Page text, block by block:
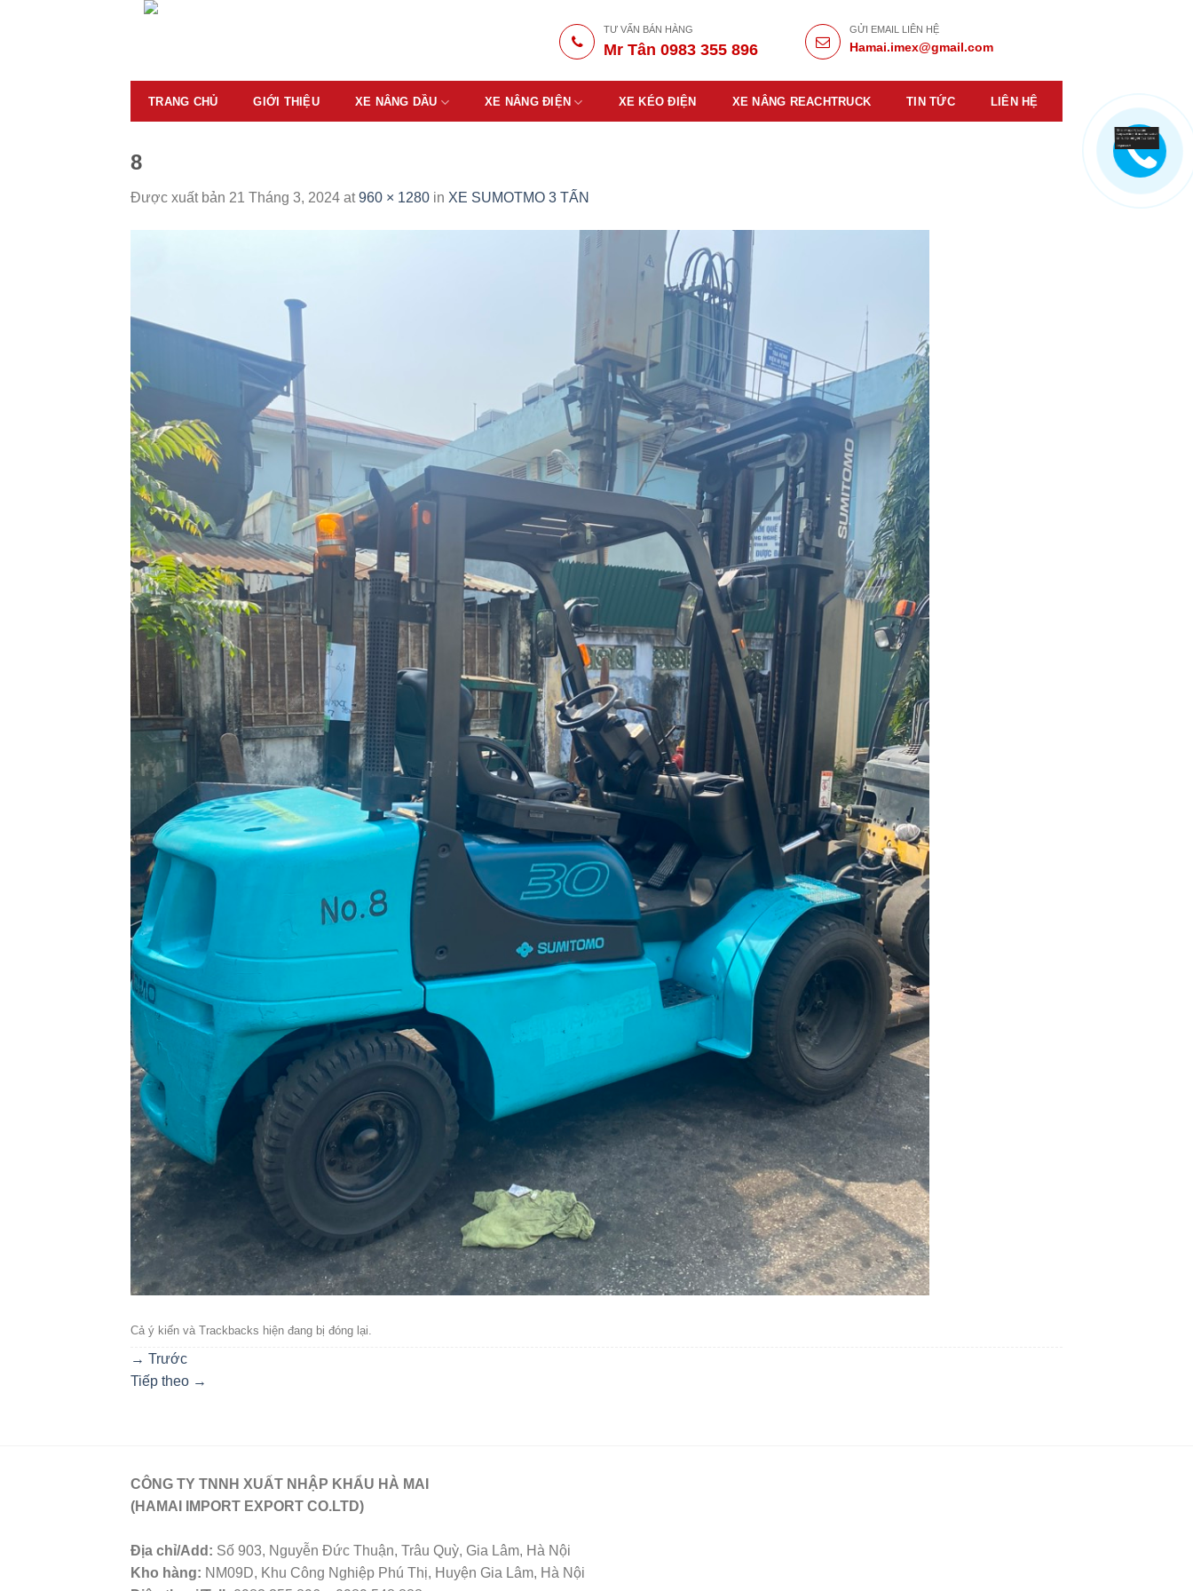
TƯ VẤN BÁN HÀNG
Mr Tân 0983 355 896
GỬI EMAIL LIÊN HỆ
Hamai.imex@gmail.com
TRANG CHỦ GIỚI THIỆU XE NÂNG DẦU XE NÂNG ĐIỆN XE KÉO ĐIỆN XE NÂNG REACHTRUCK TIN TỨC LIÊN HỆ
8
Được xuất bản 21 Tháng 3, 2024 at960 × 1280 in XE SUMOTMO 3 TẤN
Cả ý kiến ​​và Trackbacks hiện đang bị đóng lại.
→ Trước
Tiếp theo →
CÔNG TY TNNH XUẤT NHẬP KHẨU HÀ MAI
(HAMAI IMPORT EXPORT CO.LTD)
Địa chỉ/Add: Số 903, Nguyễn Đức Thuận, Trâu Quỳ, Gia Lâm, Hà Nội
Kho hàng: NM09D, Khu Công Nghiệp Phú Thị, Huyện Gia Lâm, Hà Nội